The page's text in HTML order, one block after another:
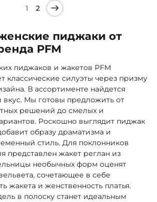
1 2
пиджаки от
PFM
пиджаков и жакетов PFM
классические силуэты через призму
В ассортименте найдется
Мы готовы предложить от
решений до смелых и
Роскошно выглядит пиджак
образу драматизма и
стиль. Для поклонников
представлен жакет реглан из
необычных форм оценят
сочетающее в себе
жакета и женственность платья.
в полоску станет идеальным